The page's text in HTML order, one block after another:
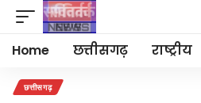
Home छत्तीसगढ़ राष्ट्रीय
छत्तीसगढ़